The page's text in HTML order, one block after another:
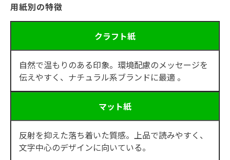
用紙別の特徴
クラフト紙
自然で温もりのある印象。環境配慮のメッセージを
伝えやすく、ナチュラル系ブランドに最適 。
マット紙
反射を抑えた落ち着いた質感。上品で読みやすく、
文字中心のデザインに向いている。